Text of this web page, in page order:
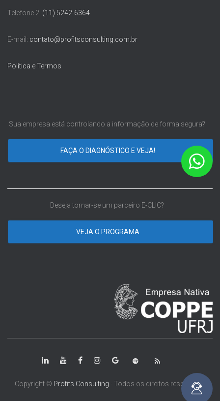
Telefone 2: (11) 5242-6364
E-mail: contato@profitsconsulting.com.br
Política e Termos
Sua empresa está controlando a informação de forma segura?
FAÇA O DIAGNÓSTICO E VEJA!
Deseja tornar-se um parceiro E-CLIC?
VEJA O PROGRAMA
Copyright © Profits Consulting - Todos os direitos reservados